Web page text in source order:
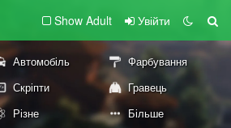
Show Adult Увійти
Автомобіль
Фарбування
Скріпти
Гравець
Різне Більше